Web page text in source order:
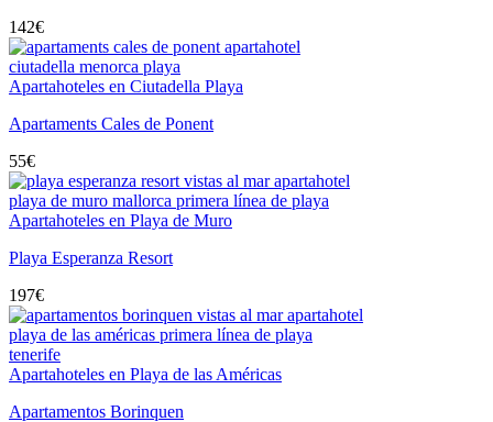
142€
Apartahoteles en Ciutadella Playa
Apartaments Cales de Ponent
55€
Apartahoteles en Playa de Muro
Playa Esperanza Resort
197€
Apartahoteles en Playa de las Américas
Apartamentos Borinquen